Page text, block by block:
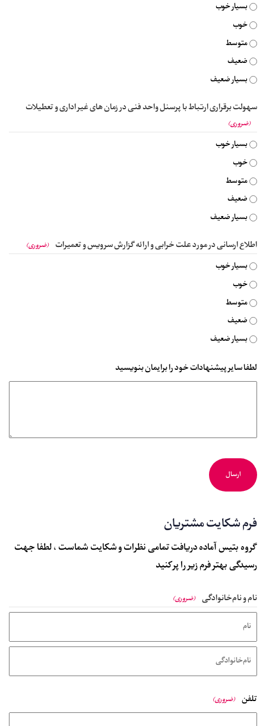
بسیار خوب
خوب
متوسط
ضعیف
بسیار ضعیف
سهولت برقراری ارتباط با پرسنل واحد فنی در زمان های غیر اداری و تعطیلات
(ضروری)
بسیار خوب
خوب
متوسط
ضعیف
بسیار ضعیف
اطلاع ارسانی در مورد علت خرابی و ارائه گزارش سرویس و تعمیرات (ضروری)
بسیار خوب
خوب
متوسط
ضعیف
بسیار ضعیف
لطفا سایر پیشنهادات خود را برایمان بنویسید
فرم شکایت مشتریان
گروه بتیس آماده دریافت تمامی نظرات و شکایت شماست ، لطفا جهت
رسیدگی بهتر فرم زیر را پر کنید
نام و نام‌خانوادگی (ضروری)
تلفن (ضروری)